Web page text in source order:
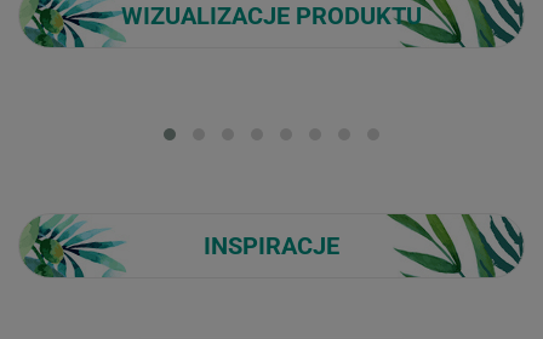
WIZUALIZACJE PRODUKTU
INSPIRACJE